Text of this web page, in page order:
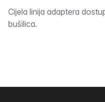
Opis
Cijela linija adaptera
bušilica.